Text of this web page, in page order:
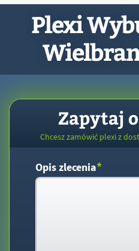
Plexi
Zapytaj
Chcesz zamówić plexi z
Opis zlecenia*